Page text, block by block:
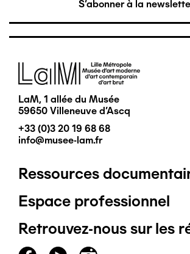
S'abonner à la
Image
LaM, 1 allée du Musée
59650 Villeneuve d'Ascq
+33 (0)3 20 19 68 68
info@musee-lam.fr
Pied
de
page
Ressources
Espace professionnel
Retrouvez-nous sur les